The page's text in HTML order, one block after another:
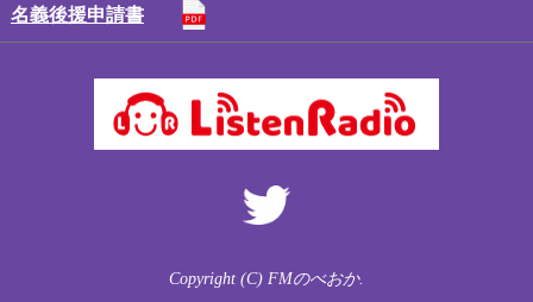
名義後援申請書
Copyright (C) FMのべおか.